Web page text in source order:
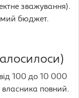
зважування).
бюджет.
100 до 10 000
повний.